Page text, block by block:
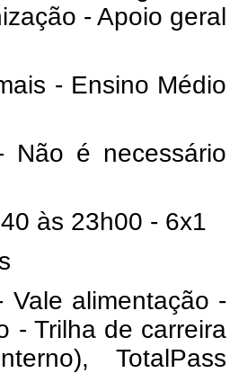
- Apoio geral
- Ensino Médio
Não é necessário
às 23h00 - 6x1
Vale alimentação -
- Trilha de carreira
TotalPass